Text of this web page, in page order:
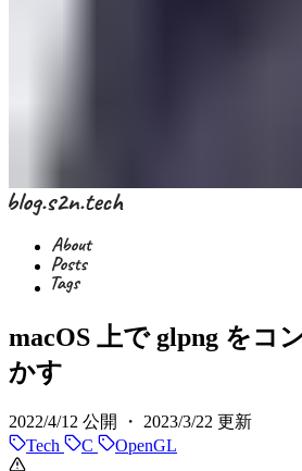
macOS 上で glpng をコ
かす
2022/4/12 公開 ・ 2023/3/22 更新
Tech
C OpenGL